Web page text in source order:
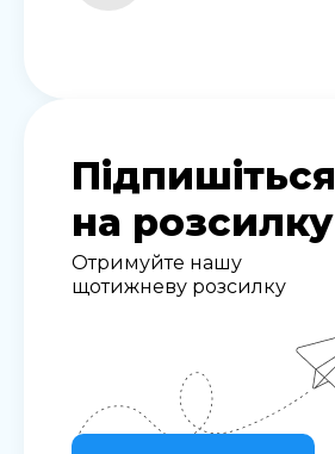
Підпишіться
на розсилку
Отримуйте нашу
щотижневу розсилку